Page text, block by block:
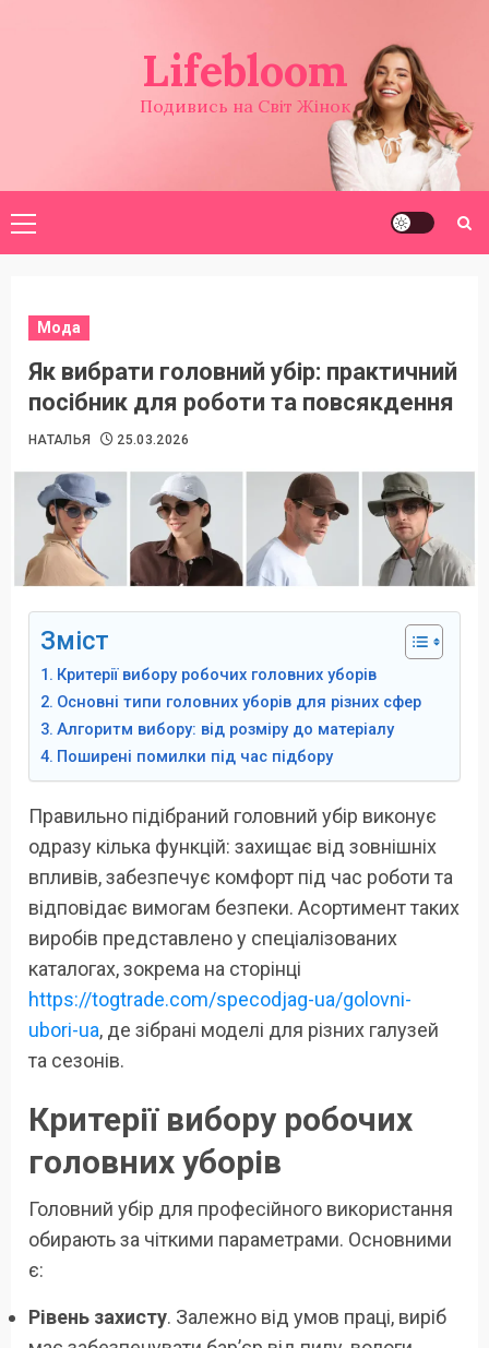
Lifebloom
Подивись на Світ Жінок
Головне
меню
Мода
Як вибрати головний убір: практичний
посібник для роботи та повсякдення
НАТАЛЬЯ 25.03.2026
Зміст
Критерії вибору робочих головних уборів
Основні типи головних уборів для різних сфер
Алгоритм вибору: від розміру до матеріалу
Поширені помилки під час підбору
Правильно підібраний головний убір виконує
одразу кілька функцій: захищає від зовнішніх
впливів, забезпечує комфорт під час роботи та
відповідає вимогам безпеки. Асортимент таких
виробів представлено у спеціалізованих
каталогах, зокрема на сторінці
https://togtrade.com/specodjag-ua/golovni-
ubori-ua, де зібрані моделі для різних галузей
та сезонів.
Критерії вибору робочих
головних уборів
Головний убір для професійного використання
обирають за чіткими параметрами. Основними
є:
Рівень захисту. Залежно від умов праці, виріб